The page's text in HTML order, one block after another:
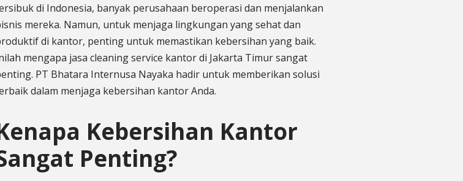
di Indonesia, banyak perusahaan beroperasi dan menjalankan
mereka. Namun, untuk menjaga lingkungan yang sehat dan
di kantor, penting untuk memastikan kebersihan yang baik.
mengapa jasa cleaning service kantor di Jakarta Timur sangat
PT Bhatara Internusa Nayaka hadir untuk memberikan solusi
dalam menjaga kebersihan kantor Anda.
Kebersihan Kantor
Penting?